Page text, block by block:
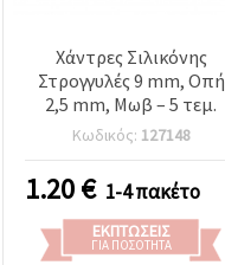
Χάντρες Σιλικόνης
Στρογγυλές 9 mm, Οπή
2,5 mm, Μωβ – 5 τεμ.
Κωδικός: 127148
1.20€ 1-4 πακέτο
ΕΚΠΤΏΣΕΙΣ
ΓΙΑ ΠΟΣΌΤΗΤΑ